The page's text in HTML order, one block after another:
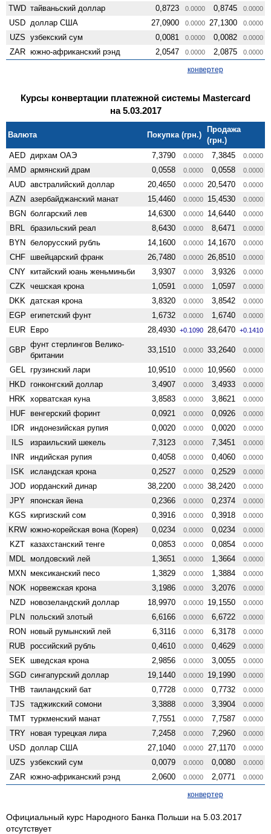
TWD тайваньский доллар 0,8723 0.0000 0,8745 0.0000
USD доллар США 27,0900 0.0000 27,1300 0.0000
UZS узбекский сум 0,0081 0.0000 0,0082 0.0000
ZAR южно-африканский рэнд 2,0547 0.0000 2,0875 0.0000
конвертер
Курсы конвертации платежной системы Mastercard
на 5.03.2017
Валюта Покупка (грн.)
Продажа
(грн.)
AED дирхам ОАЭ 7,3790 0.0000 7,3845 0.0000
AMD армянский драм 0,0558 0.0000 0,0558 0.0000
AUD австралийский доллар 20,4650 0.0000 20,5470 0.0000
AZN азербайджанский манат 15,4460 0.0000 15,4530 0.0000
BGN болгарский лев 14,6300 0.0000 14,6440 0.0000
BRL бразильский реал 8,6430 0.0000 8,6471 0.0000
BYN белорусский рубль 14,1600 0.0000 14,1670 0.0000
CHF швейцарский франк 26,7480 0.0000 26,8510 0.0000
CNY китайский юань женьминьби 3,9307 0.0000 3,9326 0.0000
CZK чешская крона 1,0591 0.0000 1,0597 0.0000
DKK датская крона 3,8320 0.0000 3,8542 0.0000
EGP египетский фунт 1,6732 0.0000 1,6740 0.0000
EUR Евро 28,4930 +0.1090 28,6470 +0.1410
GBP
фунт стерлингов Велико­
британии
33,1510 0.0000 33,2640 0.0000
GEL грузинский лари 10,9510 0.0000 10,9560 0.0000
HKD гонконгский доллар 3,4907 0.0000 3,4933 0.0000
HRK хорватская куна 3,8583 0.0000 3,8621 0.0000
HUF венгерский форинт 0,0921 0.0000 0,0926 0.0000
IDR индонезийская рупия 0,0020 0.0000 0,0020 0.0000
ILS израильский шекель 7,3123 0.0000 7,3451 0.0000
INR индийская рупия 0,4058 0.0000 0,4060 0.0000
ISK исландская крона 0,2527 0.0000 0,2529 0.0000
JOD иорданский динар 38,2200 0.0000 38,2420 0.0000
JPY японская йена 0,2366 0.0000 0,2374 0.0000
KGS киргизский сом 0,3916 0.0000 0,3918 0.0000
KRW южно-корейская вона (Корея) 0,0234 0.0000 0,0234 0.0000
KZT казахстанский тенге 0,0853 0.0000 0,0854 0.0000
MDL молдовский лей 1,3651 0.0000 1,3664 0.0000
MXN мексиканский песо 1,3829 0.0000 1,3884 0.0000
NOK норвежская крона 3,1986 0.0000 3,2076 0.0000
NZD ново­зеландский доллар 18,9970 0.0000 19,1550 0.0000
PLN польский злотый 6,6166 0.0000 6,6722 0.0000
RON новый румынский лей 6,3116 0.0000 6,3178 0.0000
RUB российский рубль 0,4610 0.0000 0,4629 0.0000
SEK шведская крона 2,9856 0.0000 3,0055 0.0000
SGD сингапурский доллар 19,1440 0.0000 19,1990 0.0000
THB таиландский бат 0,7728 0.0000 0,7732 0.0000
TJS таджикский сомони 3,3888 0.0000 3,3904 0.0000
TMT туркменский манат 7,7551 0.0000 7,7587 0.0000
TRY новая турецкая лира 7,2458 0.0000 7,2960 0.0000
USD доллар США 27,1040 0.0000 27,1170 0.0000
UZS узбекский сум 0,0079 0.0000 0,0080 0.0000
ZAR южно-африканский рэнд 2,0600 0.0000 2,0771 0.0000
конвертер
Официальный курс Народного Банка Польши на 5.03.2017
отсутствует